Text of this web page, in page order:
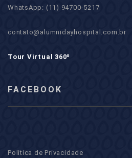
WhatsApp: (11) 94700-5217
contato@alumnidayhospital.com.br
Tour Virtual 360º
FACEBOOK
Política de Privacidade